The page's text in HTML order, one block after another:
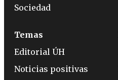
Sociedad
Temas
Editorial ÚH
Noticias positivas